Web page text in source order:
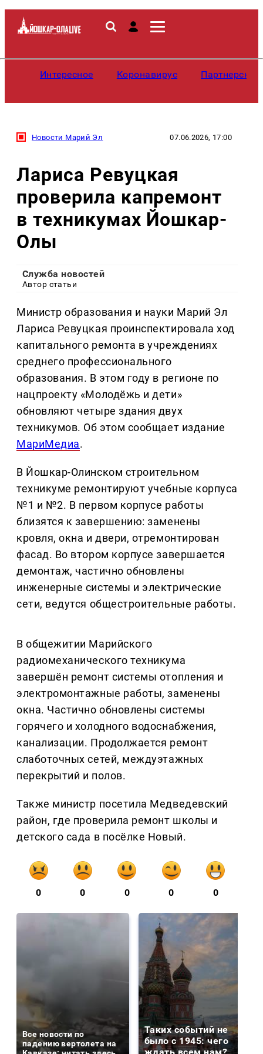
Интересное Коронавирус
Новости Марий Эл 07.06.2026, 17:00
Лариса Ревуцкая
проверила капремонт
в техникумах Йошкар-
Олы
Служба новостей
Автор статьи
Министр образования и науки Марий Эл
Лариса Ревуцкая проинспектировала ход
капитального ремонта в учреждениях
среднего профессионального
образования. В этом году в регионе по
нацпроекту «Молодёжь и дети»
обновляют четыре здания двух
техникумов. Об этом сообщает издание
МариМедиа.
В Йошкар-Олинском строительном
техникуме ремонтируют учебные корпуса
№1 и №2. В первом корпусе работы
близятся к завершению: заменены
кровля, окна и двери, отремонтирован
фасад. Во втором корпусе завершается
демонтаж, частично обновлены
инженерные системы и электрические
сети, ведутся общестроительные работы.
В общежитии Марийского
радиомеханического техникума
завершён ремонт системы отопления и
электромонтажные работы, заменены
окна. Частично обновлены системы
горячего и холодного водоснабжения,
канализации. Продолжается ремонт
слаботочных сетей, междуэтажных
перекрытий и полов.
Также министр посетила Медведевский
район, где проверила ремонт школы и
детского сада в посёлке Новый.
0 0 0 0 0
Все новости по
падению вертолета на
Таких событий не
было с 1945: чего
ждать всем нам?